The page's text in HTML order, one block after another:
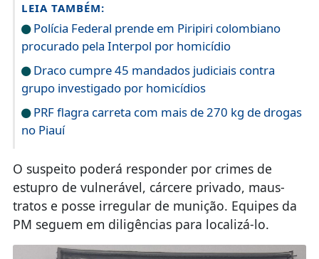
LEIA TAMBÉM:
Polícia Federal prende em Piripiri colombiano
procurado pela Interpol por homicídio
Draco cumpre 45 mandados judiciais contra
grupo investigado por homicídios
PRF flagra carreta com mais de 270 kg de drogas
no Piauí
O suspeito poderá responder por crimes de
estupro de vulnerável, cárcere privado, maus-
tratos e posse irregular de munição. Equipes da
PM seguem em diligências para localizá-lo.